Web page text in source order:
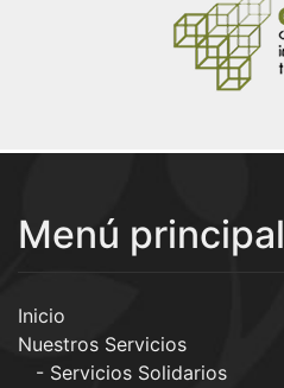
Menú principal
Inicio
Nuestros Servicios
Servicios Solidarios